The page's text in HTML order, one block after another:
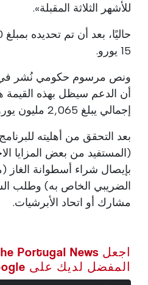
للأشهر الثلاثة المقبلة».
15 يورو.
ونص مرسوم حكومي نُشر في
أن الدعم سيظل بهذه القيمة
إجمالي يبلغ 2,065 مليون يورو كحد أقصى.
بعد التحقق من أهليته
(المستفيد من بعض المزايا
بإيصال شراء أسطوانة الغاز
الضريبي الخاص به) وطلب
مشارك أو اتحاد الأبرشيات.
المفضل لديك على Google